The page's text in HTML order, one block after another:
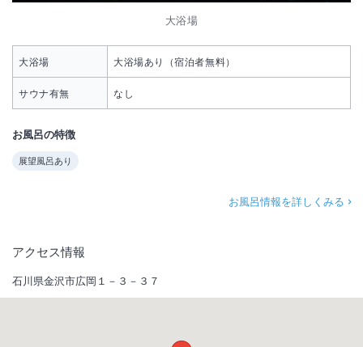
大浴場
大浴場 大浴場あり（宿泊者無料）
サウナ有無 なし
お風呂の特徴
展望風呂あり
お風呂情報を詳しくみる
アクセス情報
石川県金沢市広岡１－３－３７